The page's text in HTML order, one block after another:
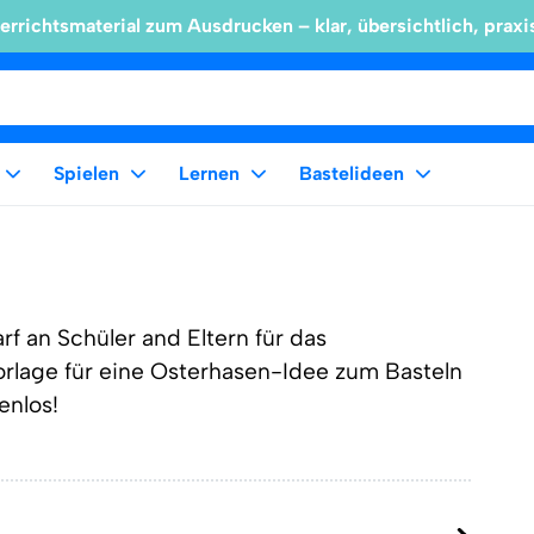
zum Ausdrucken – klar, übersichtlich,
Spielen Lernen Bastelideen
an Schüler and Eltern für das
für eine Osterhasen-Idee zum Basteln